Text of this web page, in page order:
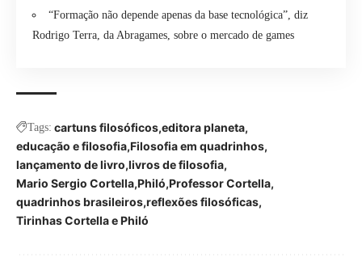
“Formação não depende apenas da base tecnológica”, diz
Rodrigo Terra, da Abragames, sobre o mercado de games
Tags: cartuns filosóficos editora planeta
educação e filosofia Filosofia em quadrinhos
lançamento de livro livros de filosofia
Mario Sergio Cortella Philó Professor Cortella
quadrinhos brasileiros reflexões filosóficas
Tirinhas Cortella e Philó